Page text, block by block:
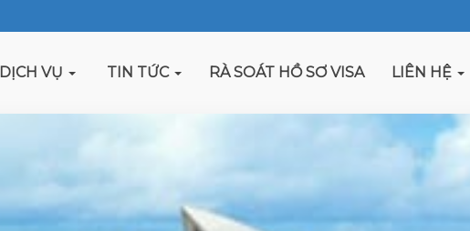
DỊCH VỤ TIN TỨC RÀ SOÁT HỒ SƠ VISA LIÊN HỆ